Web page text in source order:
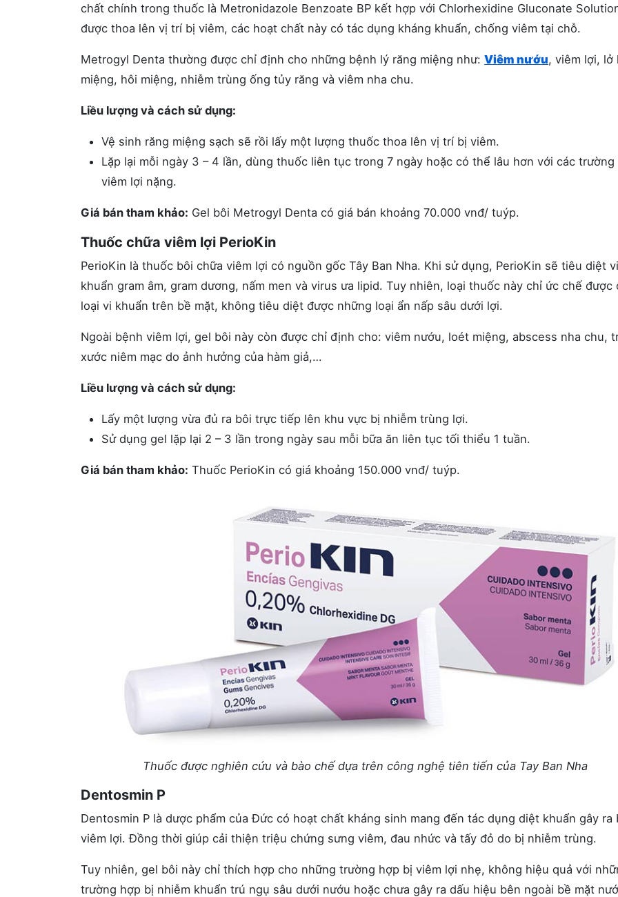
chất chính trong thuốc là Metronidazole Benzoate BP kết hợp với Chlorhexidine Gluconate
được thoa lên vị trí bị viêm, các hoạt chất này có tác dụng kháng khuẩn, chống viêm tại chỗ.
Metrogyl Denta thường được chỉ định cho những bệnh lý răng miệng như: Viêm nướu, viêm lợi, lở
miệng, hôi miệng, nhiễm trùng ống tủy răng và viêm nha chu.
Liều lượng và cách sử dụng:
Vệ sinh răng miệng sạch sẽ rồi lấy một lượng thuốc thoa lên vị trí bị viêm.
Lặp lại mỗi ngày 3 – 4 lần, dùng thuốc liên tục trong 7 ngày hoặc có thể lâu hơn với các trường
viêm lợi nặng.
Giá bán tham khảo: Gel bôi Metrogyl Denta có giá bán khoảng 70.000 vnđ/ tuýp.
Thuốc chữa viêm lợi PerioKin
PerioKin là thuốc bôi chữa viêm lợi có nguồn gốc Tây Ban Nha. Khi sử dụng, PerioKin sẽ tiêu diệt vi
khuẩn gram âm, gram dương, nấm men và virus ưa lipid. Tuy nhiên, loại thuốc này chỉ ức chế được
loại vi khuẩn trên bề mặt, không tiêu diệt được những loại ẩn nấp sâu dưới lợi.
Ngoài bệnh viêm lợi, gel bôi này còn được chỉ định cho: viêm nướu, loét miệng, abscess nha chu,
xước niêm mạc do ảnh hưởng của hàm giả,…
Liều lượng và cách sử dụng:
Lấy một lượng vừa đủ ra bôi trực tiếp lên khu vực bị nhiễm trùng lợi.
Sử dụng gel lặp lại 2 – 3 lần trong ngày sau mỗi bữa ăn liên tục tối thiểu 1 tuần.
Giá bán tham khảo: Thuốc PerioKin có giá khoảng 150.000 vnđ/ tuýp.
Thuốc được nghiên cứu và bào chế dựa trên công nghệ tiên tiến của Tay Ban Nha
Dentosmin P
Dentosmin P là dược phẩm của Đức có hoạt chất kháng sinh mang đến tác dụng diệt khuẩn gây ra
viêm lợi. Đồng thời giúp cải thiện triệu chứng sưng viêm, đau nhức và tấy đỏ do bị nhiễm trùng.
Tuy nhiên, gel bôi này chỉ thích hợp cho những trường hợp bị viêm lợi nhẹ, không hiệu quả với
trường hợp bị nhiễm khuẩn trú ngụ sâu dưới nướu hoặc chưa gây ra dấu hiệu bên ngoài bề mặt